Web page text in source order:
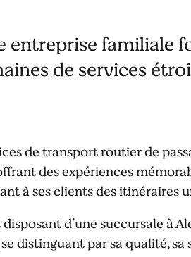
entreprise familiale
de services
de transport routier de
des expériences
à ses clients des itinéraires
d’une succursale à
distinguant par sa qualité,